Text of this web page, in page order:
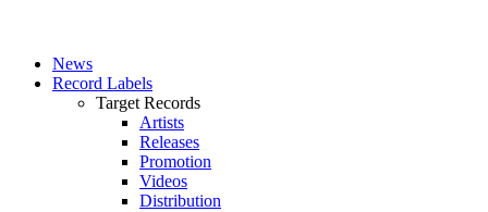
News
Record Labels
Target Records
Artists
Releases
Promotion
Videos
Distribution